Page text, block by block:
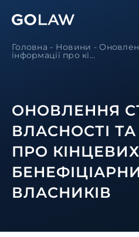
Головна - Новини -
інформації про кі...
ОНОВЛЕННЯ
ВЛАСНОСТІ
ПРО КІНЦЕВИХ
ВЛАСНИКІВ